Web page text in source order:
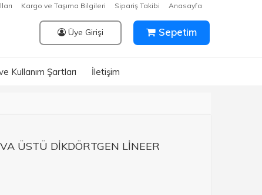
Anasayfa
Sipariş Takibi
Kargo ve Taşıma Bilgileri
Üye Girişi Sepetim
Kullanım Şartları İletişim
ÜSTÜ DİKDÖRTGEN LİNEER